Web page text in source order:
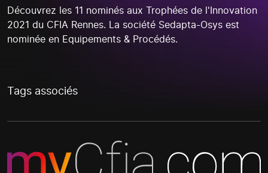
Découvrez les 11 nominés aux Trophées de l'Innovation
2021 du CFIA Rennes. La société Sedapta-Osys est
nominée en Equipements & Procédés.
Tags associés